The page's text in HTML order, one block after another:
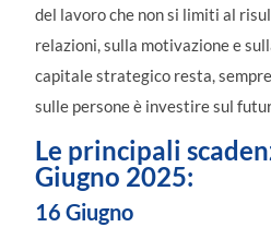
del lavoro che non si limiti al
relazioni, sulla motivazione e
capitale strategico resta,
sulle persone è investire sul
Le principali
Giugno 2025:
16 Giugno